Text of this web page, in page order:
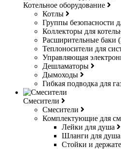
Котельное оборудование
Котлы
Группы безопасности
Коллекторы для
Расширительные баки
Теплоносители для
Управляющая
Дешламаторы
Дымоходы
Гибкая подводка для
Смесители
Смесители
Комплектующие для
Лейки для душа
Шланги для душа
Стойки и